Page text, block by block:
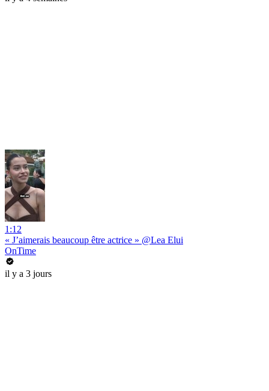
1:12
« J’aimerais beaucoup être actrice » @Lea Elui
OnTime
il y a 3 jours